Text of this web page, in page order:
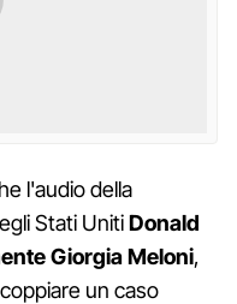
l'audio della
Stati UnitiDonald
Giorgia Meloni,
un caso